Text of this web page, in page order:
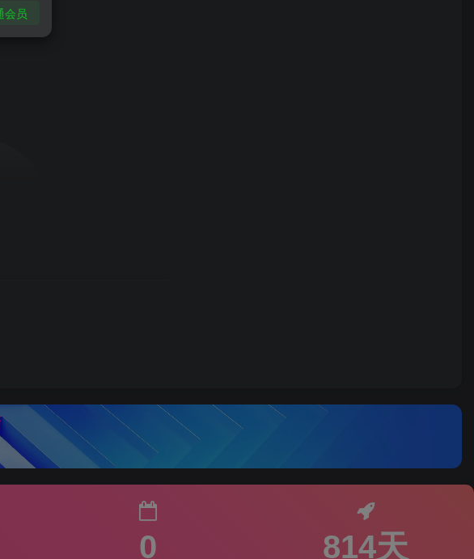
会员
0 814天